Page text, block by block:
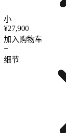
小
¥27,900
加入购物车
+
细节